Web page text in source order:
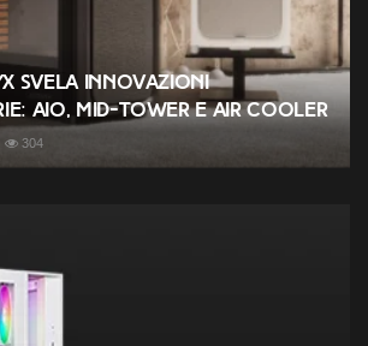
svela innovazioni
AIO, mid-tower e air cooler
304